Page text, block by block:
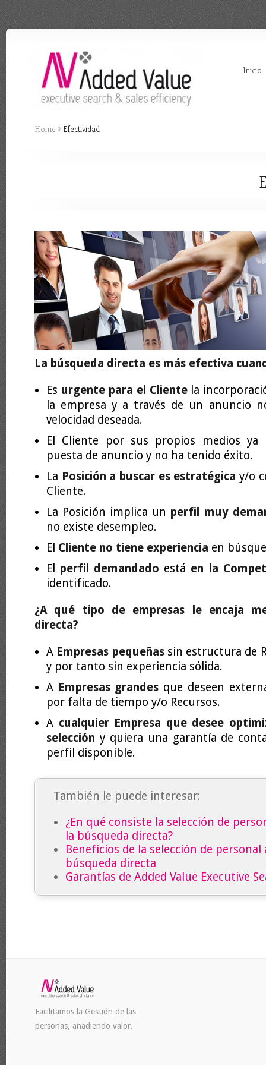
Inicio
Home » Efectividad
La búsqueda directa es más efectiva
Es urgente para el Clientela
la empresa y a través de un anuncio
velocidad deseada.
El Cliente por sus propios medios
puesta de anuncio y no ha tenido éxito.
La Posición a buscar es estratégica y/o
Cliente.
La Posición implica un perfil muy
no existe desempleo.
El Cliente no tiene experiencia en
El perfil demandado está en la
identificado.
¿A qué tipo de empresas le encaja
directa?
A Empresas pequeñassin estructura de
y por tanto sin experiencia sólida.
A Empresas grandes que deseen
por falta de tiempo y/o Recursos.
A cualquier Empresa que desee
selección y quiera una garantía de
perfil disponible.
También le puede interesar:
¿En qué consiste la selección de
la búsqueda directa?
Beneficios de la selección de personal
búsqueda directa
Garantías de Added Value Executive
Facilitamos la Gestión de las
personas, añadiendo valor.